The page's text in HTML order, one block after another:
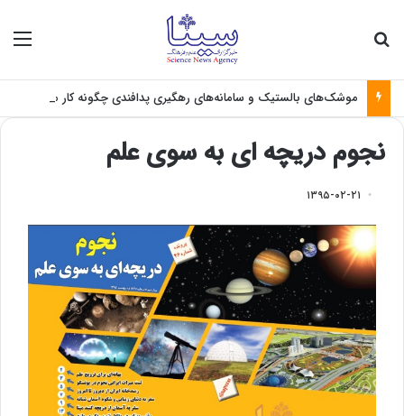
نجوم دریچه ای به سوی علم
۱۳۹۵-۰۲-۲۱